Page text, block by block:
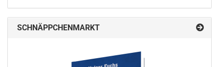
SCHNÄPPCHENMARKT